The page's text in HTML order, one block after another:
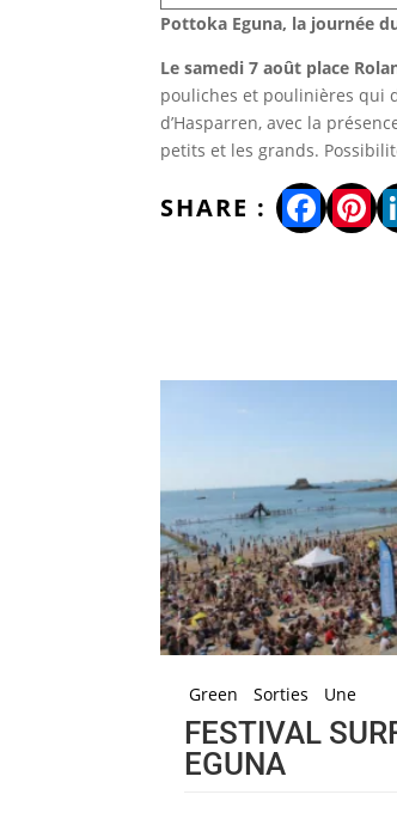
Pottoka Eguna, la journée
Le samedi 7 août place
pouliches et poulinières qui
d’Hasparren, avec la
petits et les grands.
Green Sorties Une
FESTIVAL
EGUNA